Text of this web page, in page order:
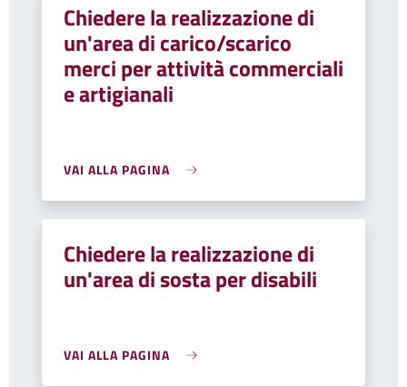
Chiedere la realizzazione di
un'area di carico/scarico
merci per attività commerciali
e artigianali
VAI ALLA PAGINA
Chiedere la realizzazione di
un'area di sosta per disabili
VAI ALLA PAGINA